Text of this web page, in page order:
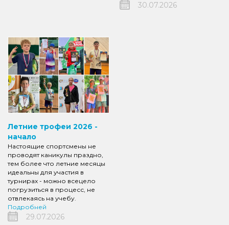
30.07.2026
Летние трофеи 2026 -
начало
Настоящие спортсмены не
проводят каникулы праздно,
тем более что летние месяцы
идеальны для участия в
турнирах - можно всецело
погрузиться в процесс, не
отвлекаясь на учебу.
Подробней
29.07.2026